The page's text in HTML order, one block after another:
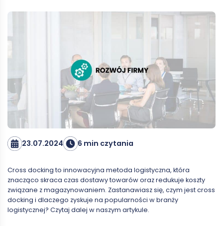
23.07.2024 6 min czytania
Cross docking to innowacyjna metoda logistyczna, która
znacząco skraca czas dostawy towarów oraz redukuje koszty
związane z magazynowaniem. Zastanawiasz się, czym jest cross
docking i dlaczego zyskuje na popularności w branży
logistycznej? Czytaj dalej w naszym artykule.